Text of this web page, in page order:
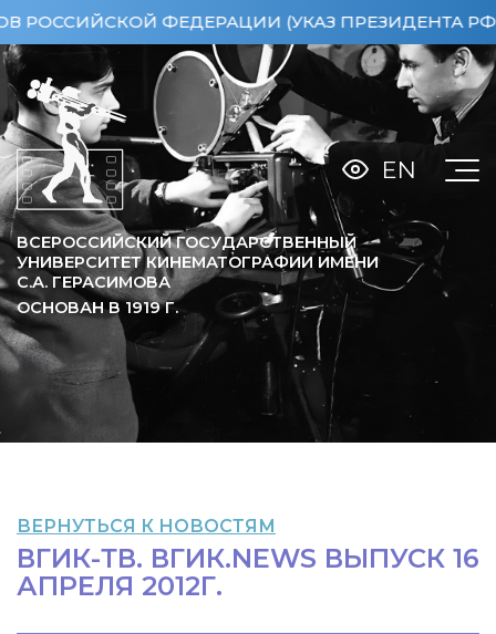
ФЕДЕРАЦИИ (УКАЗ ПРЕЗИДЕНТА РФ ОТ
ВСЕРОССИЙСКИЙ ГОСУДАРСТВЕННЫЙ
УНИВЕРСИТЕТ КИНЕМАТОГРАФИИ ИМЕНИ
С.А. ГЕРАСИМОВА
ОСНОВАН В 1919Г.
EN
ВЕРНУТЬСЯ К НОВОСТЯМ
ВГИК-ТВ. ВГИК.NEWS ВЫПУСК 16
АПРЕЛЯ 2012Г.